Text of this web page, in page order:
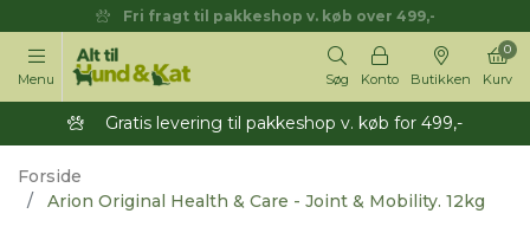
Fri fragt til pakkeshop v. køb over 499,-
Menu Søg Konto Butikken Kurv
0
Gratis levering til pakkeshop v. køb for 499,-
Forside
Arion Original Health & Care - Joint & Mobility. 12kg